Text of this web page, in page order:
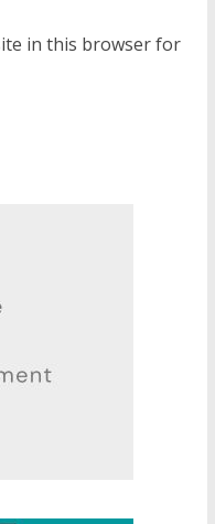
in this browser for